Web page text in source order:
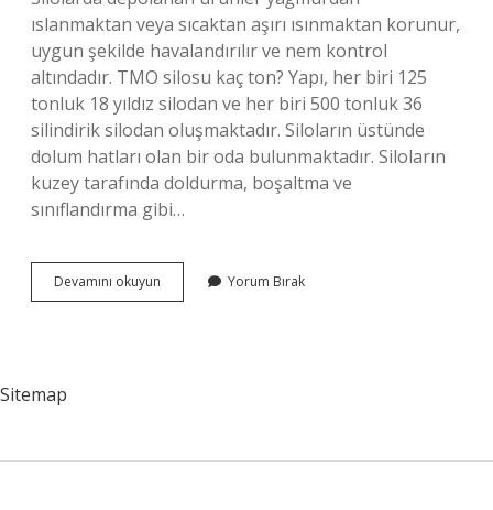
ıslanmaktan veya sıcaktan aşırı ısınmaktan korunur,
uygun şekilde havalandırılır ve nem kontrol
altındadır. TMO silosu kaç ton? Yapı, her biri 125
tonluk 18 yıldız silodan ve her biri 500 tonluk 36
silindirik silodan oluşmaktadır. Siloların üstünde
dolum hatları olan bir oda bulunmaktadır. Siloların
kuzey tarafında doldurma, boşaltma ve
sınıflandırma gibi…
Devamını okuyun
Silosu
Yorum Bırak
Sitemap